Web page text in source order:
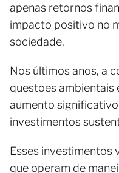
apenas retornos
impacto positivo no
sociedade.
Nos últimos anos, a
questões ambientais
aumento
investimentos
Esses investimentos
que operam de